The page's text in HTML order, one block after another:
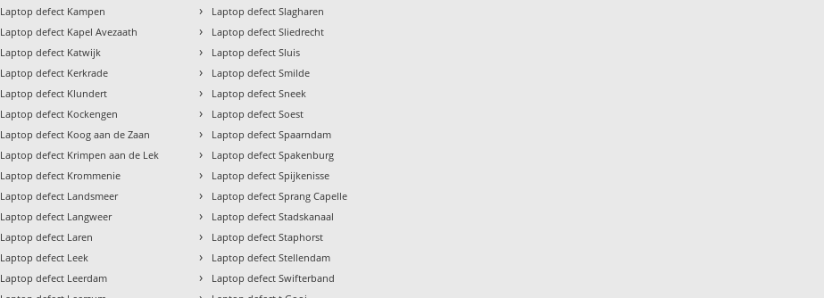
Laptop defect Kampen
Laptop defect Kapel Avezaath
Laptop defect Katwijk
Laptop defect Kerkrade
Laptop defect Klundert
Laptop defect Kockengen
Laptop defect Koog aan de Zaan
Laptop defect Krimpen aan de Lek
Laptop defect Krommenie
Laptop defect Landsmeer
Laptop defect Langweer
Laptop defect Laren
Laptop defect Leek
Laptop defect Leerdam
› Laptop defect Slagharen
› Laptop defect Sliedrecht
› Laptop defect Sluis
› Laptop defect Smilde
› Laptop defect Sneek
› Laptop defect Soest
› Laptop defect Spaarndam
› Laptop defect Spakenburg
› Laptop defect Spijkenisse
› Laptop defect Sprang Capelle
› Laptop defect Stadskanaal
› Laptop defect Staphorst
› Laptop defect Stellendam
› Laptop defect Swifterband